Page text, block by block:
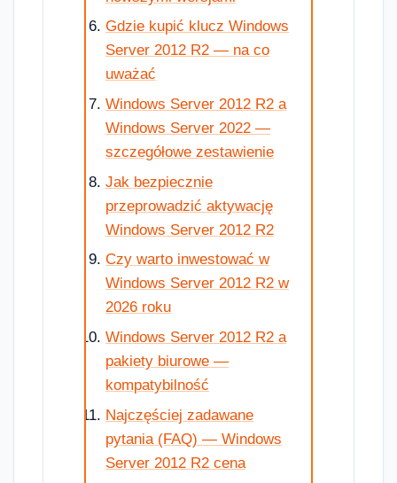
Gdzie kupić klucz Windows
Server 2012 R2 — na co
uważać
Windows Server 2012 R2 a
Windows Server 2022 —
szczegółowe zestawienie
Jak bezpiecznie
przeprowadzić aktywację
Windows Server 2012 R2
Czy warto inwestować w
Windows Server 2012 R2 w
2026 roku
Windows Server 2012 R2 a
pakiety biurowe —
kompatybilność
Najczęściej zadawane
pytania (FAQ) — Windows
Server 2012 R2 cena